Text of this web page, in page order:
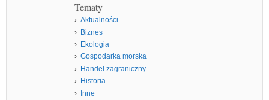
Tematy
Aktualności
Biznes
Ekologia
Gospodarka morska
Handel zagraniczny
Historia
Inne